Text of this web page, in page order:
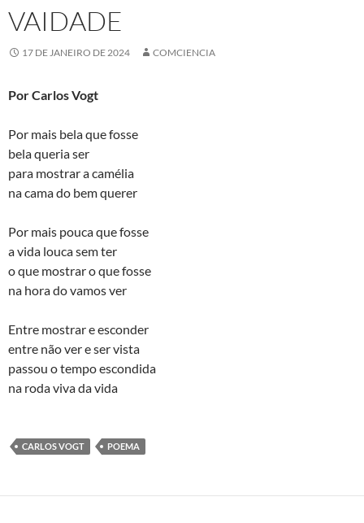
VAIDADE
17 DE JANEIRO DE 2024 COMCIENCIA
Por Carlos Vogt
Por mais bela que fosse
bela queria ser
para mostrar a camélia
na cama do bem querer
Por mais pouca que fosse
a vida louca sem ter
o que mostrar o que fosse
na hora do vamos ver
Entre mostrar e esconder
entre não ver e ser vista
passou o tempo escondida
na roda viva da vida
CARLOS VOGT POEMA